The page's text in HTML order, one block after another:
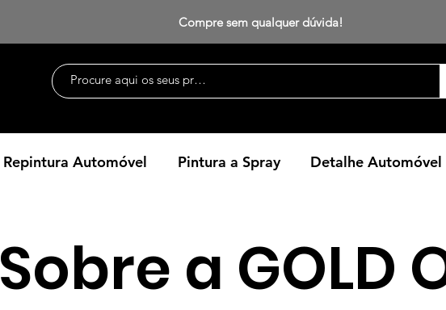
Compre sem qualquer dúvida!
Repintura Automóvel Pintura a Spray Detalhe Automóvel
Sobre a GOLD